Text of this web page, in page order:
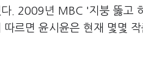
다. 2009년 MBC '지붕 뚫고
르면 윤시윤은 현재 몇몇 작